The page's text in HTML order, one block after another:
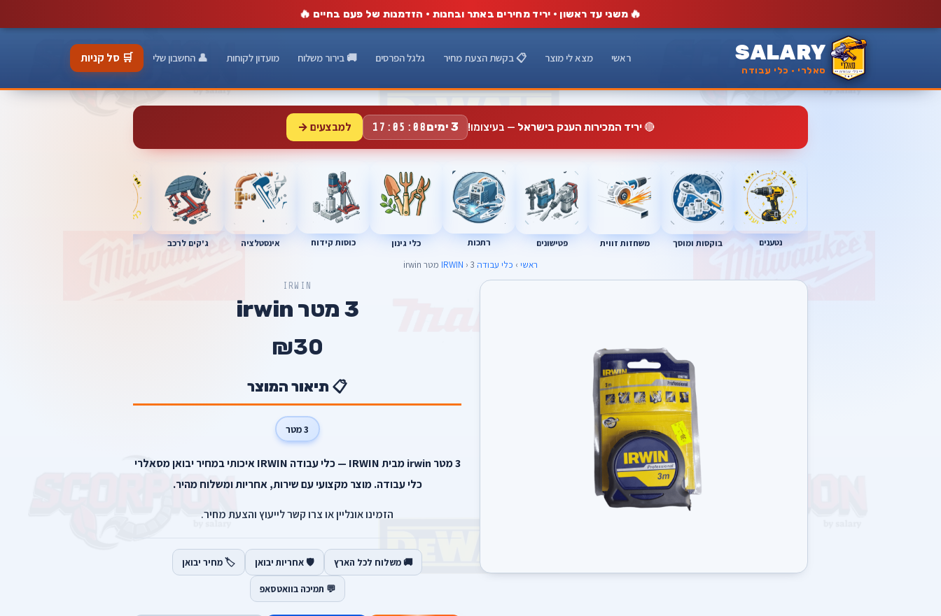
🔥 משני עד ראשון · יריד מחירים באתר ובחנות · הזדמנות של פעם בחיים 🔥
SALARY
סאלרי · כלי עבודה
ראשי מצא לי מוצר 📋 בקשת הצעת מחיר גלגל הפרסים 🚚 בירור משלוח מועדון לקוחות 👤 החשבון שלי 🛒 סל קניות
🔴יריד המכירות הענק בישראל — בעיצומו! 3 ימים 17:05:07 למבצעים →
נטענים בוקסות ומוסך משחזות זווית פטישונים רתכות כלי גינון כוסות קידוח אינסטלציה ג'קים לרכב
ראשי › כלי עבודה IRWIN › 3 מטר irwin
IRWIN
3 מטר irwin
₪30
📋 תיאור המוצר
3 מטר
3 מטר irwin מבית IRWIN — כלי עבודה IRWIN איכותי במחיר יבואן מסאלרי
כלי עבודה. מוצר מקצועי עם שירות, אחריות ומשלוח מהיר.
הזמינו אונליין או צרו קשר לייעוץ והצעת מחיר.
🚚 משלוח לכל הארץ 🛡️ אחריות יבואן 🏷️ מחיר יבואן
💬 תמיכה בוואטסאפ